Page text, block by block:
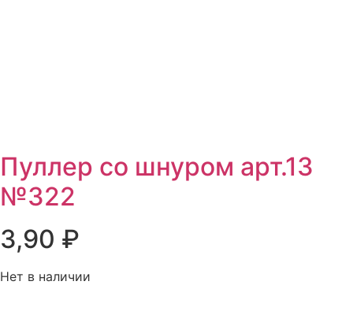
Пуллер со шнуром арт.13
№322
3,90 ₽
Нет в наличии